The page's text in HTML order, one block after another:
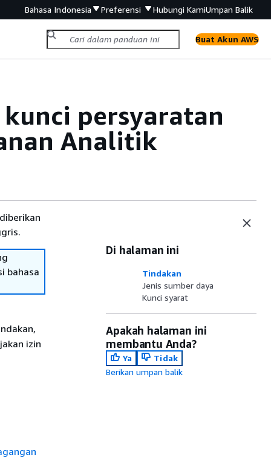
Bahasa Indonesia Preferensi Hubungi KamiUmpan Balik
Buat Akun AWS
persyaratan
Analitik
bahasa
izin
Di halaman ini
Tindakan
Jenis sumber daya
Kunci syarat
Apakah halaman ini
membantu Anda?
Ya
Tidak
Berikan umpan balik